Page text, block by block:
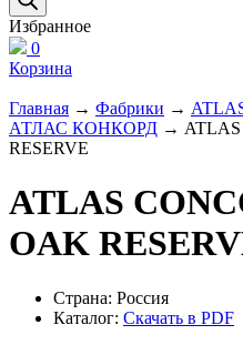
Избранное
0
Корзина
Главная → Фабрики →
АТЛАС КОНКОРД → ATLAS
RESERVE
ATLAS
OAK
Страна: Россия
Каталог: Скачать в PDF